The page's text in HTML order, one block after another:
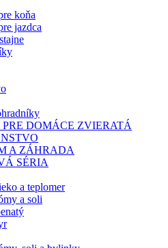
koňa
jazdca
PRE DOMÁCE ZVIERATÁ
A ZÁHRADA
SÉRIA
a teplomer
a soli